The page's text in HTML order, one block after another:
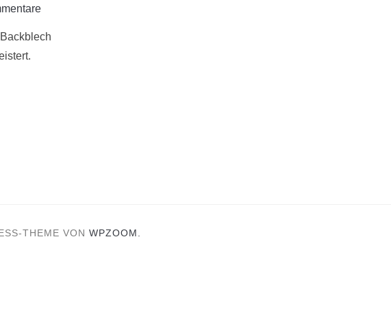
THEME VON WPZOOM.